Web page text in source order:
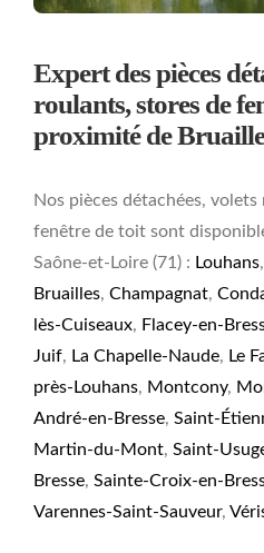
Expert des pièces
roulants, stores de
proximité de
Nos pièces détachées,
fenêtre de toit sont
Saône-et-Loire (71) : Louhans,
Bruailles, Champagnat,
lès-Cuiseaux, Flacey-en-
Juif, La Chapelle-Naude, Le
près-Louhans, Montcony,
André-en-Bresse, Saint-
Martin-du-Mont, Saint-
Bresse, Sainte-Croix-en-
Varennes-Saint-Sauveur,